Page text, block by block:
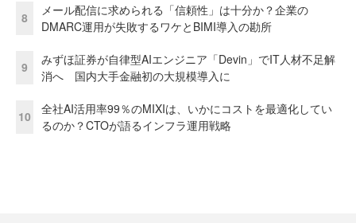
8
メール配信に求められる「信頼性」は十分か？企業の
DMARC運用が失敗するワケとBIMI導入の勘所
9
みずほ証券が自律型AIエンジニア「Devin」でIT人材不足解
消へ 国内大手金融初の大規模導入に
10
全社AI活用率99％のMIXIは、いかにコストを最適化してい
るのか？CTOが語るインフラ運用戦略